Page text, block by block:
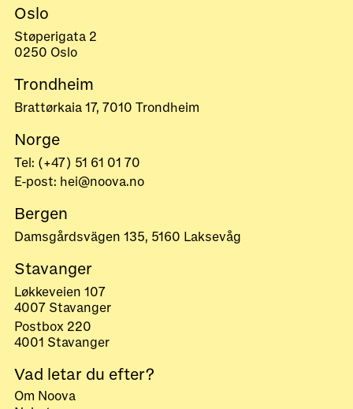
Oslo
Støperigata 2
0250 Oslo
Trondheim
Brattørkaia 17, 7010 Trondheim
Norge
Tel: (+47) 51 61 01 70
E-post: hei@noova.no
Bergen
Damsgårdsvägen 135, 5160 Laksevåg
Stavanger
Løkkeveien 107
4007 Stavanger
Postbox 220
4001 Stavanger
Vad letar du efter?
Om Noova